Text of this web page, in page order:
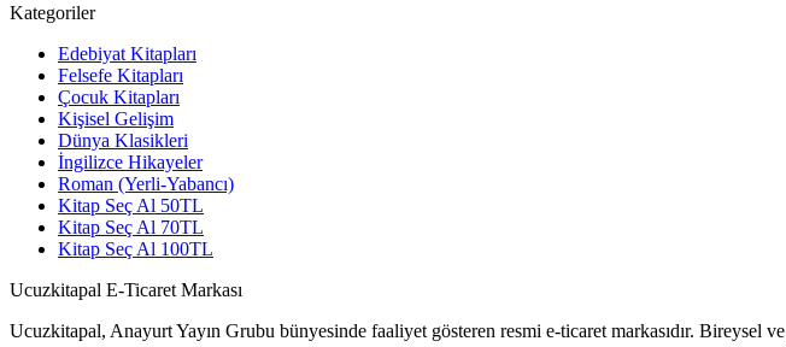
Kategoriler
Edebiyat Kitapları
Felsefe Kitapları
Çocuk Kitapları
Kişisel Gelişim
Dünya Klasikleri
İngilizce Hikayeler
Roman (Yerli-Yabancı)
Kitap Seç Al 50TL
Kitap Seç Al 70TL
Kitap Seç Al 100TL
Ucuzkitapal E-Ticaret Markası
Ucuzkitapal, Anayurt Yayın Grubu bünyesinde faaliyet gösteren resmi e-ticaret markasıdır. Bireysel ve